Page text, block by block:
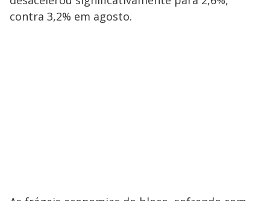
contra 3,2% em agosto.